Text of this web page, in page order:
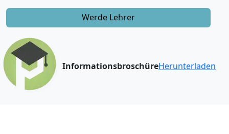
Werde Lehrer
InformationsbroschüreHerunterladen